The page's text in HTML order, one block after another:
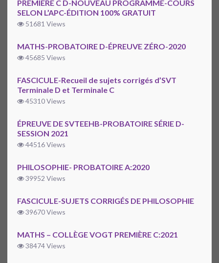
PREMIÈRE C D-NOUVEAU PROGRAMME-COURS
SELON L’APC-ÉDITION 100% GRATUIT
51681 Views
MATHS-PROBATOIRE D-ÉPREUVE ZÉRO-2020
45685 Views
FASCICULE-Recueil de sujets corrigés d’SVT
Terminale D et Terminale C
45310 Views
ÉPREUVE DE SVTEEHB-PROBATOIRE SÉRIE D-
SESSION 2021
44516 Views
PHILOSOPHIE- PROBATOIRE A:2020
39952 Views
FASCICULE-SUJETS CORRIGÉS DE PHILOSOPHIE
39670 Views
MATHS – COLLÈGE VOGT PREMIÈRE C:2021
38474 Views